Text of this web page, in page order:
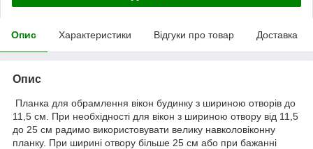
Опис Характеристики Відгуки про товар Доставка
Опис
Планка для обрамлення вікон будинку з шириною отворів до
11,5 см. При необхідності для вікон з шириною отвору від 11,5
до 25 см радимо використовувати велику навколовіконну
планку. При ширині отвору більше 25 см або при бажанні